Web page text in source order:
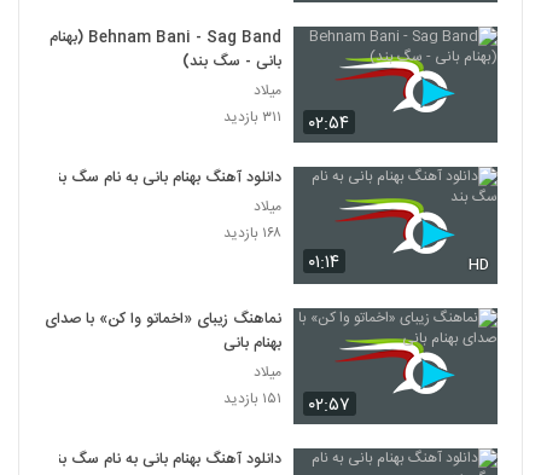
۰۲:۵۴
Behnam Bani - Sag Band (بهنام
بانی - سگ بند)
میلاد
۳۱۱ بازدید
۰۱:۱۴ HD
دانلود آهنگ بهنام بانی به نام سگ بند
میلاد
۱۶۸ بازدید
۰۲:۵۷
نماهنگ زیبای «اخماتو وا کن» با صدای
بهنام بانی
میلاد
۱۵۱ بازدید
دانلود آهنگ بهنام بانی به نام سگ بند